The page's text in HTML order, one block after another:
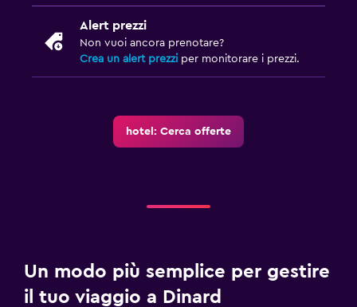
Alert prezzi
Non vuoi ancora prenotare?
Crea un alert prezzi per monitorare i prezzi.
hotel: Cerca offerte
Un modo più semplice per gestire
il tuo viaggio a Dinard